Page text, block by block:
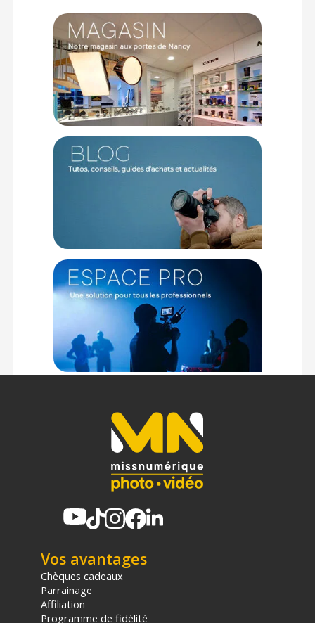
Doté d'une bandoulière amovible en cuir PU, il s'utilise aussi
bien comme housse autonome chic que comme module
d'insertion protecteur au cœur de votre sac de transport
principal.
Caractéristiques du sac en cuir SmallRig 5987 :
Marque : SmallRig
Modèle : Sac de rangement en cuir 5987
Couleur : Noir
Compatibilité principale : FUJIFILM X-E5 avec objectif XF 23mm
f/2.8 R WR
Particularité de montage : Parfaitement compatible avec le
Système de fermeture : Fixation magnétique à accès ultra-
rapide
et accessoires
Matériaux : Cuir véritable, microfibre, cuir PU et alliage de zinc
Dimensions : 153 x 63 x 102 mm
Poids : 210,4 +/- 5 grammes
CONTENU DU CARTON
1x Sac de rangement en cuir noir
Code EAN SmallRig 5987 sac de rangement en cuir pour
Fujifilm X-E5 et X100VI - Noir - Housse et étui pour appareil
photo - Achat et Prix :6941590030272
(1) Offre valable jusqu'au 31 Décembre 2030 à partir de 49 euros
d'achat, sur la base d'une expédition Chronopost 24H vers un point
(2) Nombre de points Fidélité estimés, hors remises au panier, basé
sur le prix TTC en €, les points seront effectivement calculés dans le
panier.
Vos avantages
Chèques cadeaux
Parrainage
Affiliation
Programme de fidélité